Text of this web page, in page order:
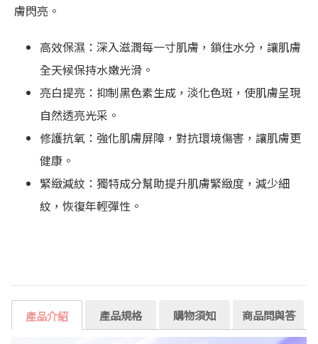
膚閃亮。
高效保濕：深入滋潤每一寸肌膚，鎖住水分，讓肌膚
全天候保持水嫩光滑。
亮白提亮：抑制黑色素生成，淡化色斑，使肌膚呈現
自然透亮光采。
修護抗氧：強化肌膚屏障，對抗環境傷害，讓肌膚更
健康。
緊緻減紋：獨特成分幫助提升肌膚緊緻度，減少細
紋，恢復年輕彈性。
產品介紹 產品規格 購物須知 商品問與答